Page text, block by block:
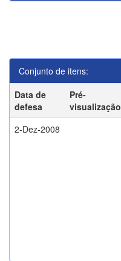
Conjunto de itens:
Data de
defesa
Pré-
visualização
2-Dez-2008